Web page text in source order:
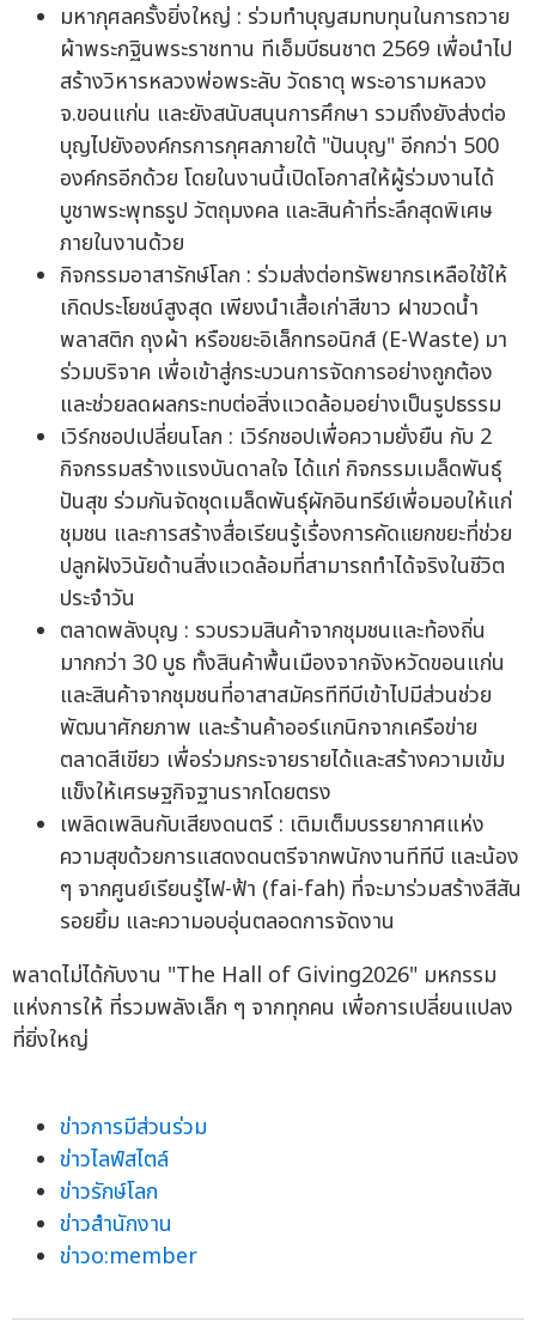
มหากุศลครั้งยิ่งใหญ่ : ร่วมทำบุญสมทบทุนในการถวาย
ผ้าพระกฐินพระราชทาน ทีเอ็มบีธนชาต 2569 เพื่อนำไป
สร้างวิหารหลวงพ่อพระลับ วัดธาตุ พระอารามหลวง
จ.ขอนแก่น และยังสนับสนุนการศึกษา รวมถึงยังส่งต่อ
บุญไปยังองค์กรการกุศลภายใต้ "ปันบุญ" อีกกว่า 500
องค์กรอีกด้วย โดยในงานนี้เปิดโอกาสให้ผู้ร่วมงานได้
บูชาพระพุทธรูป วัตถุมงคล และสินค้าที่ระลึกสุดพิเศษ
ภายในงานด้วย
กิจกรรมอาสารักษ์โลก : ร่วมส่งต่อทรัพยากรเหลือใช้ให้
เกิดประโยชน์สูงสุด เพียงนำเสื้อเก่าสีขาว ฝาขวดน้ำ
พลาสติก ถุงผ้า หรือขยะอิเล็กทรอนิกส์ (E-Waste) มา
ร่วมบริจาค เพื่อเข้าสู่กระบวนการจัดการอย่างถูกต้อง
และช่วยลดผลกระทบต่อสิ่งแวดล้อมอย่างเป็นรูปธรรม
เวิร์กชอปเปลี่ยนโลก : เวิร์กชอปเพื่อความยั่งยืน กับ 2
กิจกรรมสร้างแรงบันดาลใจ ได้แก่ กิจกรรมเมล็ดพันธุ์
ปันสุข ร่วมกันจัดชุดเมล็ดพันธุ์ผักอินทรีย์เพื่อมอบให้แก่
ชุมชน และการสร้างสื่อเรียนรู้เรื่องการคัดแยกขยะที่ช่วย
ปลูกฝังวินัยด้านสิ่งแวดล้อมที่สามารถทำได้จริงในชีวิต
ประจำวัน
ตลาดพลังบุญ : รวบรวมสินค้าจากชุมชนและท้องถิ่น
มากกว่า 30 บูธ ทั้งสินค้าพื้นเมืองจากจังหวัดขอนแก่น
และสินค้าจากชุมชนที่อาสาสมัครทีทีบีเข้าไปมีส่วนช่วย
พัฒนาศักยภาพ และร้านค้าออร์แกนิกจากเครือข่าย
ตลาดสีเขียว เพื่อร่วมกระจายรายได้และสร้างความเข้ม
แข็งให้เศรษฐกิจฐานรากโดยตรง
เพลิดเพลินกับเสียงดนตรี : เติมเต็มบรรยากาศแห่ง
ความสุขด้วยการแสดงดนตรีจากพนักงานทีทีบี และน้อง
ๆ จากศูนย์เรียนรู้ไฟ-ฟ้า (fai-fah) ที่จะมาร่วมสร้างสีสัน
รอยยิ้ม และความอบอุ่นตลอดการจัดงาน
พลาดไม่ได้กับงาน "The Hall of Giving2026" มหกรรม
แห่งการให้ ที่รวมพลังเล็ก ๆ จากทุกคน เพื่อการเปลี่ยนแปลง
ที่ยิ่งใหญ่
ข่าวการมีส่วนร่วม
ข่าวไลฟ์สไตล์
ข่าวรักษ์โลก
ข่าวสำนักงาน
ข่าวo:member